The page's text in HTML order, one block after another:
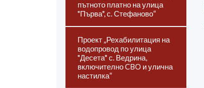
пътното платно на улица
"Първа", с. Стефаново“
Проект „Рехабилитация на
водопровод по улица
"Десета" с. Ведрина,
включително CBO и улична
настилка“